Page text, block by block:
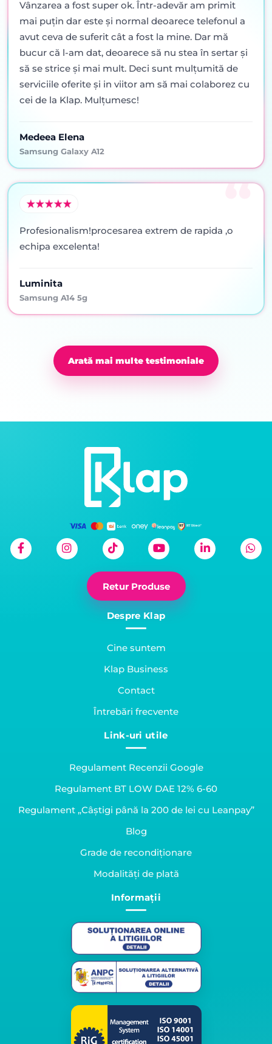
Vânzarea a fost super ok. Într-adevăr am primit
mai puţin dar este şi normal deoarece telefonul a
avut ceva de suferit cât a fost la mine. Dar mă
bucur că l-am dat, deoarece să nu stea în sertar şi
să se strice şi mai mult. Deci sunt mulţumită de
serviciile oferite şi in viitor am să mai colaborez cu
cei de la Klap. Mulţumesc!
Medeea Elena
Samsung Galaxy A12
Profesionalism!procesarea extrem de rapida ,o
echipa excelenta!
Luminita
Samsung A14 5g
Arată mai multe testimoniale
Retur Produse
Despre Klap
Cine suntem
Klap Business
Contact
Întrebări frecvente
Link-uri utile
Regulament Recenzii Google
Regulament BT LOW DAE 12% 6-60
Regulament „Câștigi până la 200 de lei cu Leanpay”
Blog
Grade de recondiționare
Modalități de plată
Informații